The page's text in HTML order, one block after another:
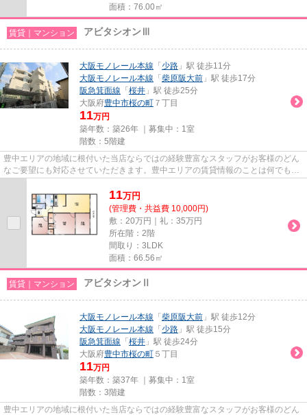
面積：76.00㎡
賃貸｜マンション アビタシオンⅢ
大阪モノレール本線 「 少路 」駅 徒歩11分
大阪モノレール本線 「 柴原阪大前 」駅 徒歩17分
阪急箕面線 「 桜井 」駅 徒歩25分
大阪府豊中市桜の町 ７丁目
11万円
築年数：築26年 ｜募集中： 1室
階数：5階建
豊中エリアの地域に根付いた当店ならではの経験豊富なスタッフがお客様のどん
なご要望にも対応させていただきます。豊中エリアの賃貸情報のことは何でもお
11万円
(管理費・共益費 10,000円)
敷：20万円｜礼：35万円
所在階：2階
間取り：3LDK
面積：66.56㎡
賃貸｜マンション アビタシオンⅡ
大阪モノレール本線 「 柴原阪大前 」駅 徒歩12分
大阪モノレール本線 「 少路 」駅 徒歩15分
阪急箕面線 「 桜井 」駅 徒歩24分
大阪府豊中市桜の町 ５丁目
11万円
築年数：築37年 ｜募集中： 1室
階数：3階建
豊中エリアの地域に根付いた当店ならではの経験豊富なスタッフがお客様のどん